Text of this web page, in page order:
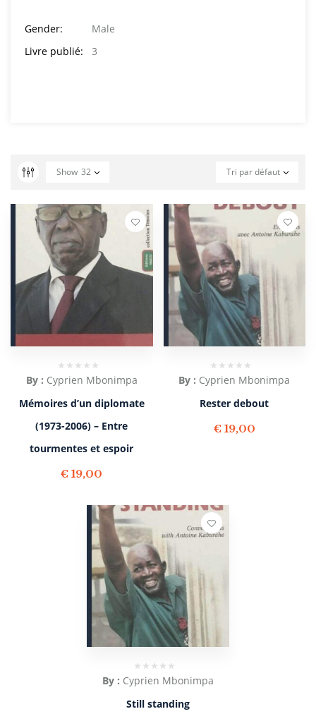
Gender:
Male
Livre publié:
3
Tri par défaut
Show 32
By : Cyprien Mbonimpa
Mémoires d’un diplomate
(1973-2006) – Entre
tourmentes et espoir
€ 19,00
By : Cyprien Mbonimpa
Rester debout
€ 19,00
By : Cyprien Mbonimpa
Still standing